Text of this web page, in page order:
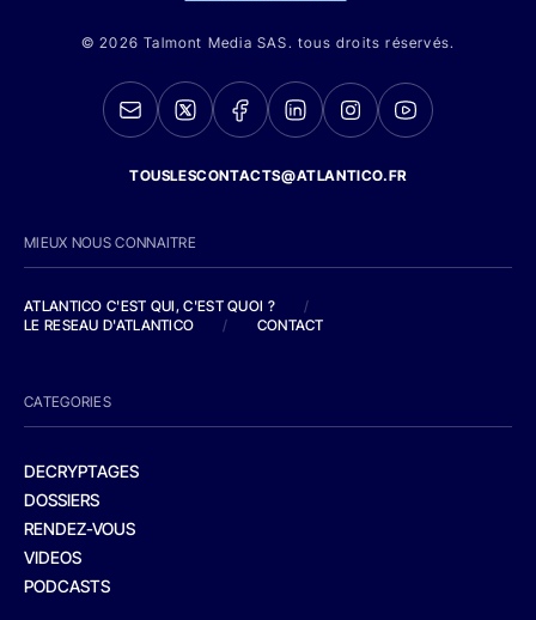
© 2026 Talmont Media SAS. tous droits réservés.
TOUSLESCONTACTS@ATLANTICO.FR
MIEUX NOUS CONNAITRE
ATLANTICO C'EST QUI, C'EST QUOI ?
/
LE RESEAU D'ATLANTICO
/ CONTACT
CATEGORIES
DECRYPTAGES
DOSSIERS
RENDEZ-VOUS
VIDEOS
PODCASTS